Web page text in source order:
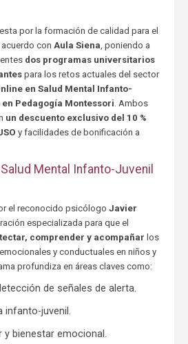
por la formación de calidad para el
con Aula Siena , poniendo a
dos programas universitarios
para los retos actuales del sector
en Salud Mental Infanto-
en Pedagogía Montessori . Ambos
un descuento exclusivo del 10 %
y facilidades de bonificación a
Mental Infanto-Juvenil
el reconocido psicólogo Javier
especializada para que el
comprender y acompañar los
y conductuales en niños y
profundiza en áreas claves como:
de señales de alerta.
infanto-juvenil.
bienestar emocional.